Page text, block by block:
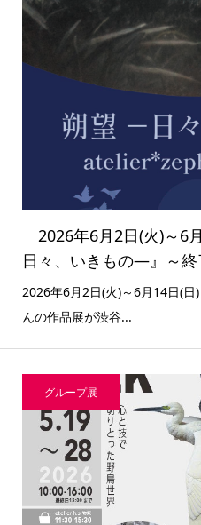
2026年6月2日(火)～6
日々、いきもの―』～終
2026年6月2日(火)～6月14日(
んの作品展が渋谷...
グループ展